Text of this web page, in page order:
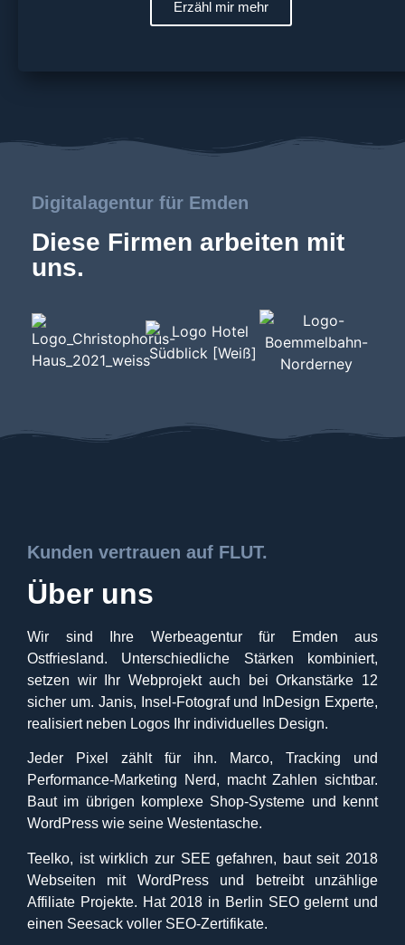
Erzähl mir mehr
Digitalagentur für Emden
Diese Firmen arbeiten mit
uns.
Kunden vertrauen auf FLUT.
Über uns
Wir sind Ihre Werbeagentur für Emden aus
Ostfriesland. Unterschiedliche Stärken kombiniert,
setzen wir Ihr Webprojekt auch bei Orkanstärke 12
sicher um. Janis, Insel-Fotograf und InDesign Experte,
realisiert neben Logos Ihr individuelles Design.
Jeder Pixel zählt für ihn. Marco, Tracking und
Performance-Marketing Nerd, macht Zahlen sichtbar.
Baut im übrigen komplexe Shop-Systeme und kennt
WordPress wie seine Westentasche.
Teelko, ist wirklich zur SEE gefahren, baut seit 2018
Webseiten mit WordPress und betreibt unzählige
Affiliate Projekte. Hat 2018 in Berlin SEO gelernt und
einen Seesack voller SEO-Zertifikate.